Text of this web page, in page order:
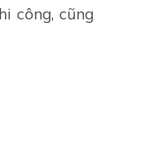
công, cũng